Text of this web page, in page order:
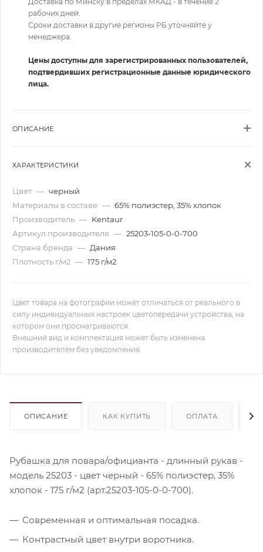
рабочих дней.
Сроки доставки в другие регионы РБ уточняйте у
менеджера.
Цены доступны для зарегистрированных пользователей,
подтвердивших регистрационные данные юридического
лица.
ОПИСАНИЕ
ХАРАКТЕРИСТИКИ
Цвет — черный
Материалы в составе — 65% полиэстер, 35% хлопок
Производитель — Kentaur
Артикул производителя — 25203-105-0-0-700
Страна бренда — Дания
Плотность г/м2 — 175 г/м2
Цвет товара на фотографии может отличаться от реального в
силу индивидуальных настроек цветопередачи устройства, на
котором они просматриваются.
Внешний вид и комплектация может быть изменена
производителем без уведомления.
ОПИСАНИЕ КАК КУПИТЬ ОПЛАТА
Рубашка для повара/официанта - длинный рукав -
модель 25203 - цвет черный - 65% полиэстер, 35%
хлопок - 175 г/м2 (арт.25203-105-0-0-700).
Современная и оптимальная посадка.
Контрастный цвет внутри воротника.